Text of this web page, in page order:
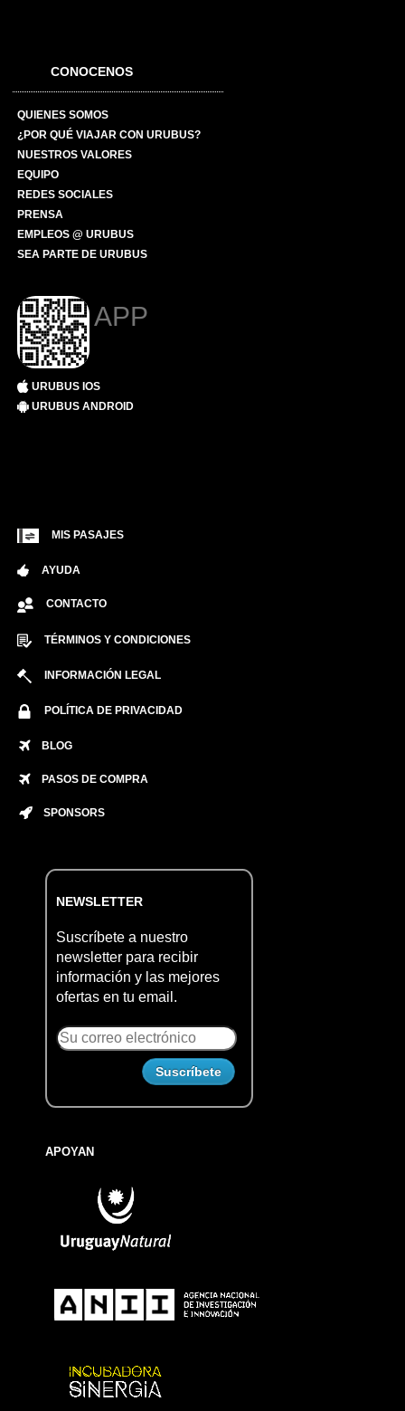
CONOCENOS
QUIENES SOMOS
¿POR QUÉ VIAJAR CON URUBUS?
NUESTROS VALORES
EQUIPO
REDES SOCIALES
PRENSA
EMPLEOS @ URUBUS
SEA PARTE DE URUBUS
APP
URUBUS IOS
URUBUS ANDROID
MIS PASAJES
AYUDA
CONTACTO
TÉRMINOS Y CONDICIONES
INFORMACIÓN LEGAL
POLÍTICA DE PRIVACIDAD
BLOG
PASOS DE COMPRA
SPONSORS
NEWSLETTER
Suscríbete a nuestro
newsletter para recibir
información y las mejores
ofertas en tu email.
APOYAN